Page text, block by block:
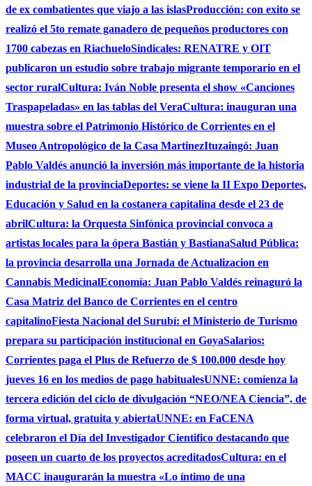
de ex combatientes que viajo a las islasProducción: con exito se
realizó el 5to remate ganadero de pequeños productores con
1700 cabezas en RiachueloSindicales: RENATRE y OIT
publicaron un estudio sobre trabajo migrante temporario en el
sector ruralCultura: Iván Noble presenta el show «Canciones
Traspapeladas» en las tablas del VeraCultura: inauguran una
muestra sobre el Patrimonio Histórico de Corrientes en el
Museo Antropológico de la Casa MartinezItuzaingó: Juan
Pablo Valdés anunció la inversión más importante de la historia
industrial de la provinciaDeportes: se viene la II Expo Deportes,
Educación y Salud en la costanera capitalina desde el 23 de
abrilCultura: la Orquesta Sinfónica provincial convoca a
artistas locales para la ópera Bastián y BastianaSalud Pública:
la provincia desarrolla una Jornada de Actualizacion en
Cannabis MedicinalEconomía: Juan Pablo Valdés reinaguró la
Casa Matriz del Banco de Corrientes en el centro
capitalinoFiesta Nacional del Surubí: el Ministerio de Turismo
prepara su participación institucional en GoyaSalarios:
Corrientes paga el Plus de Refuerzo de $ 100.000 desde hoy
jueves 16 en los medios de pago habitualesUNNE: comienza la
tercera edición del ciclo de divulgación “NEO/NEA Ciencia”, de
forma virtual, gratuita y abiertaUNNE: en FaCENA
celebraron el Día del Investigador Cientifico destacando que
poseen un cuarto de los proyectos acreditadosCultura: en el
MACC inaugurarán la muestra «Lo íntimo de una